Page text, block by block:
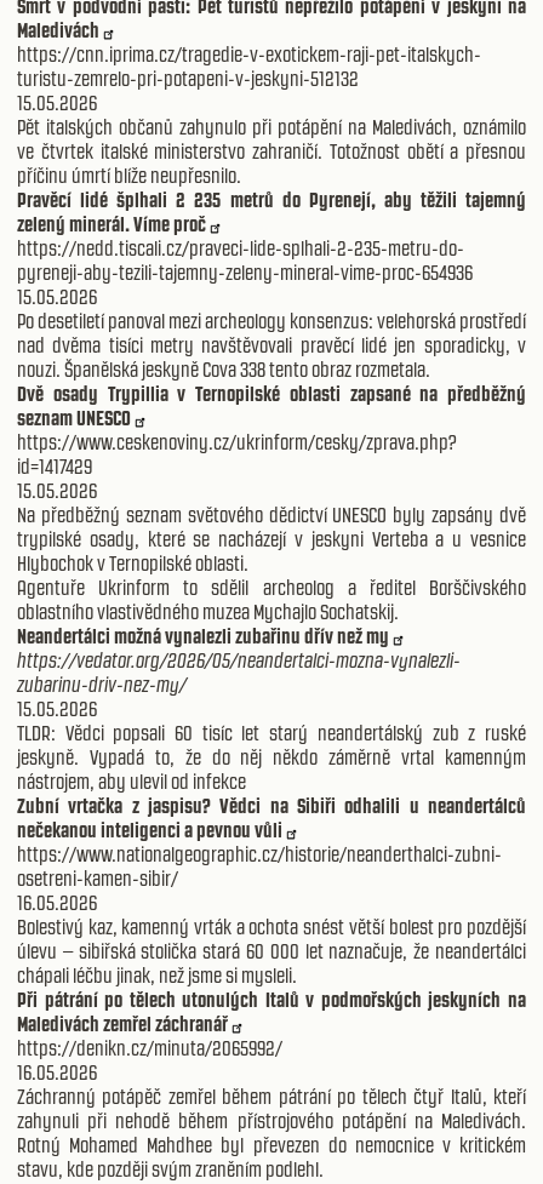
Smrt v podvodní pasti: Pět turistů nepřežilo potápění v jeskyni na
Maledivách
https://cnn.iprima.cz/tragedie-v-exotickem-raji-pet-italskych-
turistu-zemrelo-pri-potapeni-v-jeskyni-512132
15.05.2026
Pět italských občanů zahynulo při potápění na Maledivách, oznámilo
ve čtvrtek italské ministerstvo zahraničí. Totožnost obětí a přesnou
příčinu úmrtí blíže neupřesnilo.
Pravěcí lidé šplhali 2 235 metrů do Pyrenejí, aby těžili tajemný
zelený minerál. Víme proč
https://nedd.tiscali.cz/praveci-lide-splhali-2-235-metru-do-
pyreneji-aby-tezili-tajemny-zeleny-mineral-vime-proc-654936
15.05.2026
Po desetiletí panoval mezi archeology konsenzus: velehorská prostředí
nad dvěma tisíci metry navštěvovali pravěcí lidé jen sporadicky, v
nouzi. Španělská jeskyně Cova 338 tento obraz rozmetala.
Dvě osady Trypillia v Ternopilské oblasti zapsané na předběžný
seznam UNESCO
https://www.ceskenoviny.cz/ukrinform/cesky/zprava.php?
id=1417429
15.05.2026
Na předběžný seznam světového dědictví UNESCO byly zapsány dvě
trypilské osady, které se nacházejí v jeskyni Verteba a u vesnice
Hlybochok v Ternopilské oblasti.
Agentuře Ukrinform to sdělil archeolog a ředitel Borščivského
oblastního vlastivědného muzea Mychajlo Sochatskij.
Neandertálci možná vynalezli zubařinu dřív než my
https://vedator.org/2026/05/neandertalci-mozna-vynalezli-
zubarinu-driv-nez-my/
15.05.2026
TLDR: Vědci popsali 60 tisíc let starý neandertálský zub z ruské
jeskyně. Vypadá to, že do něj někdo záměrně vrtal kamenným
nástrojem, aby ulevil od infekce
Zubní vrtačka z jaspisu? Vědci na Sibiři odhalili u neandertálců
nečekanou inteligenci a pevnou vůli
https://www.nationalgeographic.cz/historie/neanderthalci-zubni-
osetreni-kamen-sibir/
16.05.2026
Bolestivý kaz, kamenný vrták a ochota snést větší bolest pro pozdější
úlevu – sibiřská stolička stará 60 000 let naznačuje, že neandertálci
chápali léčbu jinak, než jsme si mysleli.
Při pátrání po tělech utonulých Italů v podmořských jeskyních na
Maledivách zemřel záchranář
https://denikn.cz/minuta/2065992/
16.05.2026
Záchranný potápěč zemřel během pátrání po tělech čtyř Italů, kteří
zahynuli při nehodě během přístrojového potápění na Maledivách.
Rotný Mohamed Mahdhee byl převezen do nemocnice v kritickém
stavu, kde později svým zraněním podlehl.